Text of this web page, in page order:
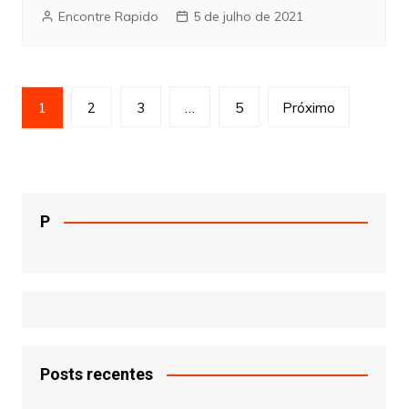
Encontre Rapido 5 de julho de 2021
Paginação
de
1 2 3 … 5 Próximo
P
Posts recentes